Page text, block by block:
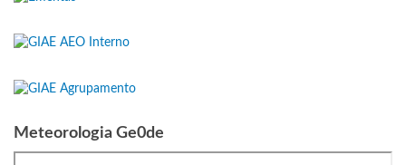
Meteorologia Ge0de